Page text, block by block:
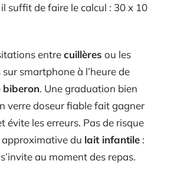
suffit de faire le calcul : 30 x 10
entrecuillères ou les
sur smartphone à l’heure de
biberon. Une graduation bien
verre doseur fiable fait gagner
évite les erreurs. Pas de risque
du lait infantile :
au moment des repas.